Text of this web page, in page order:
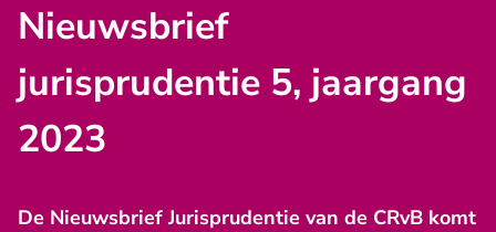
Nieuwsbrief
jurisprudentie 5, jaargang
2023
De Nieuwsbrief Jurisprudentie van de CRvB komt